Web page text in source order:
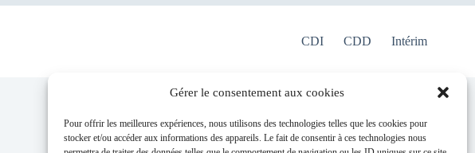
Gérer le consentement aux cookies
Pour offrir les meilleures expériences, nous utilisons des technologies telles que les cookies pour
stocker et/ou accéder aux informations des appareils. Le fait de consentir à ces technologies nous
CDI CDD Intérim
Climatisation
Couverture